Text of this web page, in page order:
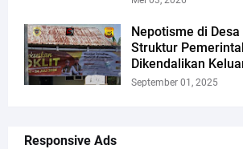
Nepotisme di
Struktur
Dikendalikan
September 01, 2025
Responsive Ads